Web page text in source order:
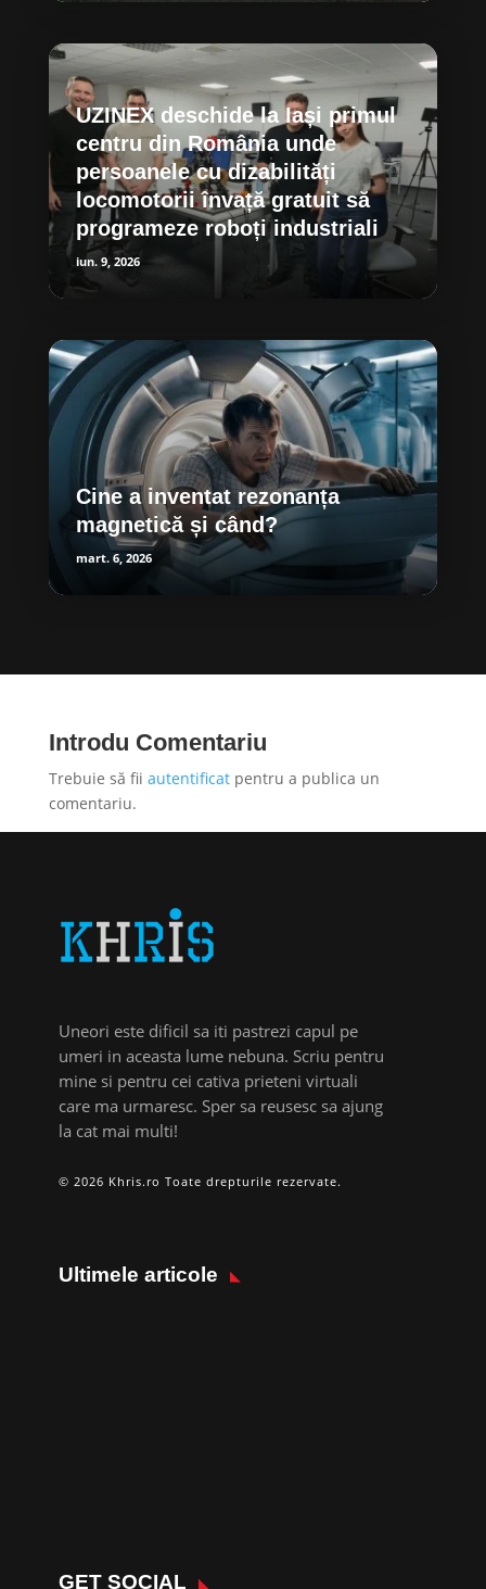
UZINEX deschide la Iași primul
centru din România unde
persoanele cu dizabilități
locomotorii învață gratuit să
programeze roboți industriali
iun. 9, 2026
Cine a inventat rezonanța
magnetică și când?
mart. 6, 2026
Introdu Comentariu
Trebuie să fii autentificatpentru a publica un
comentariu.
Uneori este dificil sa iti pastrezi capul pe
umeri in aceasta lume nebuna. Scriu pentru
mine si pentru cei cativa prieteni virtuali
care ma urmaresc. Sper sa reusesc sa ajung
la cat mai multi!
© 2026 Khris.ro Toate drepturile rezervate.
Ultimele articole
GET SOCIAL